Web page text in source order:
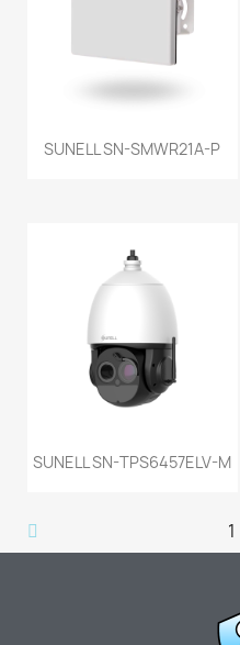
SUNELL SN-SMWR21A-P
SUNELL SN-TPS6457ELV-M
1